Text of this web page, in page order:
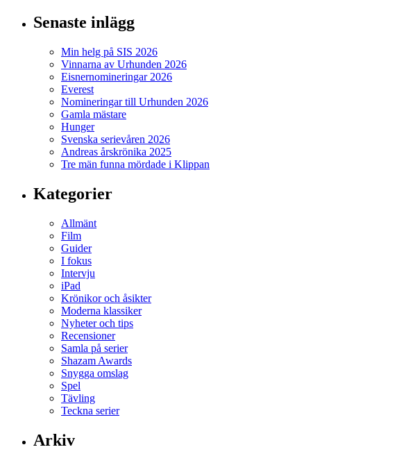
Senaste inlägg
Min helg på SIS 2026
Vinnarna av Urhunden 2026
Eisnernomineringar 2026
Everest
Nomineringar till Urhunden 2026
Gamla mästare
Hunger
Svenska serievåren 2026
Andreas årskrönika 2025
Tre män funna mördade i Klippan
Kategorier
Allmänt
Film
Guider
I fokus
Intervju
iPad
Krönikor och åsikter
Moderna klassiker
Nyheter och tips
Recensioner
Samla på serier
Shazam Awards
Snygga omslag
Spel
Tävling
Teckna serier
Arkiv